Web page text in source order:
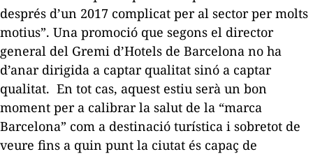
després d’un 2017 complicat per al sector per molts
motius”. Una promoció que segons el director
general del Gremi d’Hotels de Barcelona no ha
d’anar dirigida a captar qualitat sinó a captar
qualitat. En tot cas, aquest estiu serà un bon
moment per a calibrar la salut de la “marca
Barcelona” com a destinació turística i sobretot de
veure fins a quin punt la ciutat és capaç de